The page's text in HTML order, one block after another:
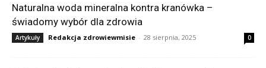
Naturalna woda mineralna kontra kranówka –
świadomy wybór dla zdrowia
Artykuły Redakcja zdrowiewmisie - 28 sierpnia, 2025 0